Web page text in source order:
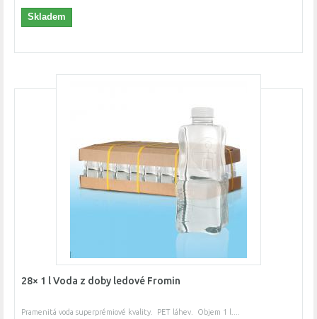
Skladem
28× 1 l Voda z doby ledové Fromin
Pramenitá voda superprémiové kvality. PET láhev. Objem 1 l....